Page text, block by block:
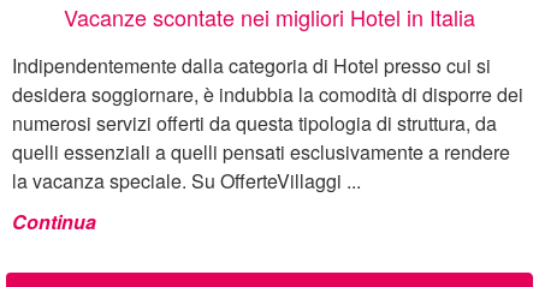
Vacanze scontate nei migliori Hotel in Italia
Indipendentemente dalla categoria di Hotel presso cui si
desidera soggiornare, è indubbia la comodità di disporre dei
numerosi servizi offerti da questa tipologia di struttura, da
quelli essenziali a quelli pensati esclusivamente a rendere
la vacanza speciale. Su OfferteVillaggi ...
Continua